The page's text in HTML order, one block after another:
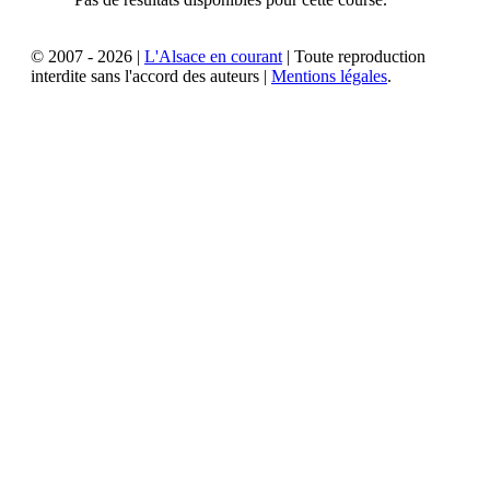
© 2007 - 2026 | L'Alsace en courant | Toute reproduction
interdite sans l'accord des auteurs | Mentions légales.